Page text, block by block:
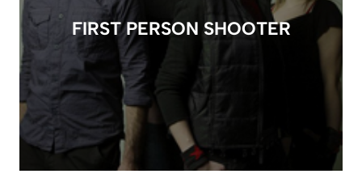
FIRST PERSON SHOOTER